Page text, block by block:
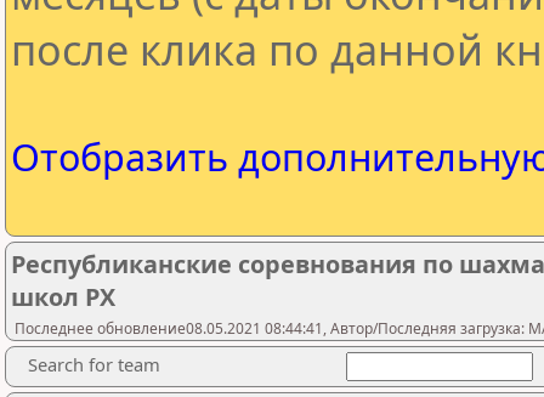
после клика по данной
Отобразить
Республиканские соревнования по
школ РХ
Последнее обновление08.05.2021 08:44:41, Автор/Последняя загрузка:
Search for team